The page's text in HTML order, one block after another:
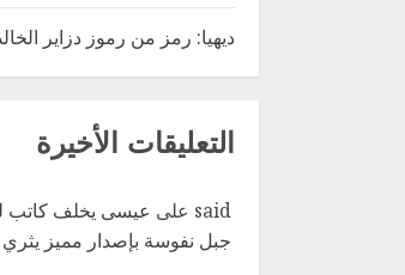
ديهيا: رمز من رموز دزاير
التعليقات الأخيرة
said على عيسى يخلف كاتب
جبل نفوسة بإصدار مميز يثري